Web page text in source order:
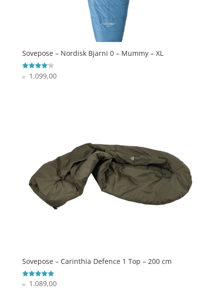
Sovepose – Nordisk Bjarni 0 – Mummy – XL
Vurderet
4.1
kr. 1.099,00
Sovepose – Carinthia Defence 1 Top – 200 cm
Vurderet
5
kr.1.089,00